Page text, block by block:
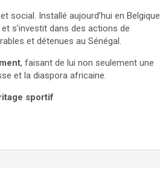
social. Installé aujourd’hui en Belgique
s’investit dans des actions de
et détenues au Sénégal.
, faisant de lui non seulement une
et la diaspora africaine.
sportif